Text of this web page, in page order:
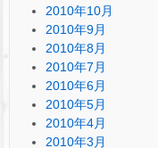
2010年10月
2010年9月
2010年8月
2010年7月
2010年6月
2010年5月
2010年4月
2010年3月